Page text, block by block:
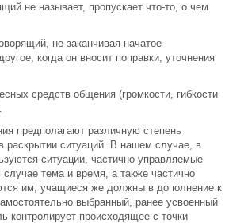
не называет, пропускает что-то, о чем
не заканчивая начатое
когда он вносит поправки, уточнения
средств общения (громкости, гибкости
предполагают различную степень
раскрытии ситуаций. В нашем случае, в
ситуации, частично управляемые
тема и время, а также частично
им, учащиеся же должны в дополнение к
выбранный, ранее усвоенный
контролирует происходящее с точки